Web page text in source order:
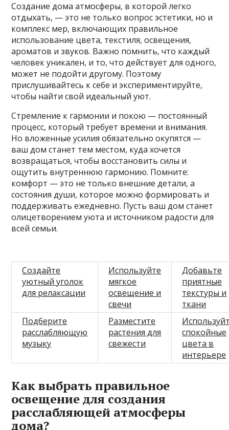
Создание дома атмосферы, в которой легко
отдыхать, — это не только вопрос эстетики, но и
комплекс мер, включающих правильное
использование цвета, текстиля, освещения,
ароматов и звуков. Важно помнить, что каждый
человек уникален, и то, что действует для одного,
может не подойти другому. Поэтому
прислушивайтесь к себе и экспериментируйте,
чтобы найти свой идеальный уют.
Стремление к гармонии и покою — постоянный
процесс, который требует времени и внимания.
Но вложенные усилия обязательно окупятся —
ваш дом станет тем местом, куда хочется
возвращаться, чтобы восстановить силы и
ощутить внутреннюю гармонию. Помните:
комфорт — это не только внешние детали, а
состояния души, которое можно формировать и
поддерживать ежедневно. Пусть ваш дом станет
олицетворением уюта и источником радости для
всей семьи.
Создайте
уютный уголок
для релаксации
Используйте
мягкое
освещение и
свечи
Добавьте
приятные
текстуры и
ткани
Подберите
расслабляющую
музыку
Разместите
растения для
свежести
спокойные
цвета в
интерьере
Как выбрать правильное
освещение для создания
расслабляющей атмосферы
дома?